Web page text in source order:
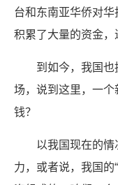
台和东南亚华侨对
积累了大量的资金，
到如今，我国
场，说到这里，一
钱？
以我国现在的
力，或者说，我国的